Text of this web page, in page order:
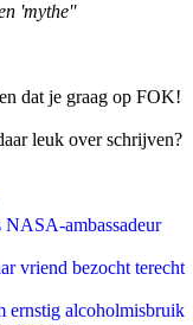
'mythe''
dat je graag op FOK!
leuk over schrijven?
ambassadeur
vriend bezocht terecht
ernstig alcoholmisbruik